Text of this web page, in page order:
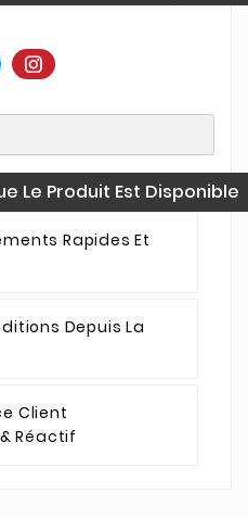
Le Produit Est Disponible
Rapides Et
Depuis La
Client
Réactif